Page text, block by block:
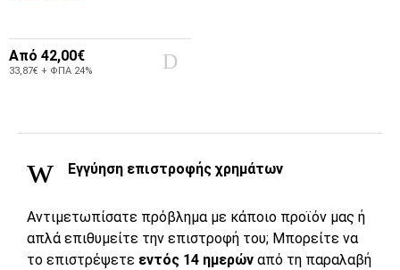
Από 42,00€
33,87€ + ΦΠΑ 24%
Εγγύηση επιστροφής χρημάτων
Αντιμετωπίσατε πρόβλημα με κάποιο προϊόν μας ή
απλά επιθυμείτε την επιστροφή του; Μπορείτε να
το επιστρέψετε εντός 14 ημερών από τη παραλαβή